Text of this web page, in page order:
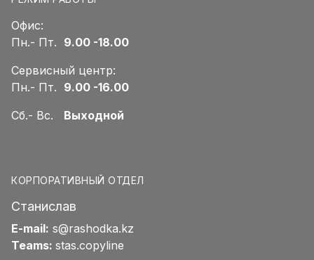
Офис:
Пн.- Пт. 9.00 -18.00
Сервисный центр:
Пн.- Пт. 9.00 -16.00
Сб.- Вс. Выходной
КОРПОРАТИВНЫЙ ОТДЕЛ
Станислав
E-mail: s@rashodka.kz
Teams: stas.copyline